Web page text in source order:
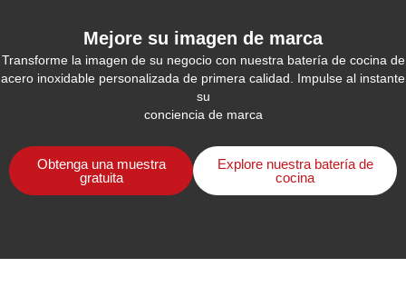
Mejore su imagen de marca
Transforme la imagen de su negocio con nuestra batería de cocina de
acero inoxidable personalizada de primera calidad. Impulse al instante
su
conciencia de marca
Obtenga una muestra
gratuita
Explore nuestra batería de
cocina